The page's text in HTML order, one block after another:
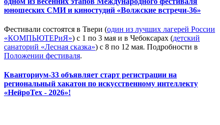
юношеских СМИ и киностудий «Волжские встречи-36»
Фестивали состоятся в Твери (один из лучших лагерей России
«КОМПЬЮТЕРиЯ») с 1 по 3 мая и в Чебоксарах (детский
санаторий «Лесная сказка») с 8 по 12 мая. Подробности в
Положении фестиваля.
Кванториум-33 объявляет старт регистрации на
региональный хакатон по искусственному интеллекту
«НейроТех - 2026»!